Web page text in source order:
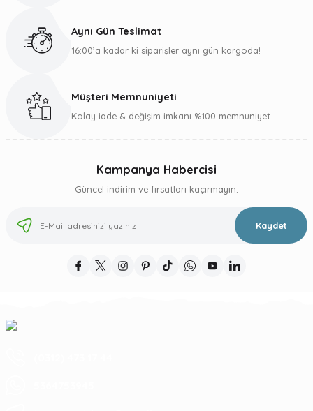
Gönder
Aynı Gün Teslimat
16:00’a kadar ki siparişler aynı gün kargoda!
Müşteri Memnuniyeti
Kolay iade & değişim imkanı %100 memnuniyet
Kampanya Habercisi
Güncel indirim ve fırsatları kaçırmayın.
Kaydet